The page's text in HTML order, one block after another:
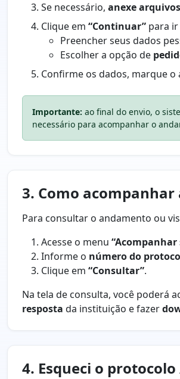
Se necessário, anexe arquivos
Clique em “Continuar” para
Preencher seus dados
Escolher a opção de
Confirme os dados, marque
Importante: ao final do envio, o
necessário para acompanhar o
3. Como
Para consultar o andamento ou
Acesse o menu
Informe o número do
Clique em “Consultar”.
Na tela de consulta, você poderá
resposta da instituição e fazer
4. Esqueci o